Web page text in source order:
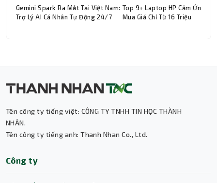
Gemini Spark Ra Mắt Tại Việt Nam:
Trợ Lý AI Cá Nhân Tự Động 24/7
Top 9+ Laptop HP Cảm Ứng
Mua Giá Chỉ Từ 16 Triệu
Tên công ty tiếng việt: CÔNG TY TNHH TIN HỌC THÀNH
NHÂN.
Tên công ty tiếng anh: Thanh Nhan Co., Ltd.
Công ty
Trợ lý AI • Phản hồi tức thì